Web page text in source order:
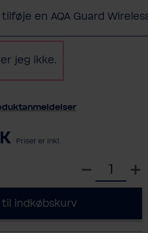
en AQA Guard
jeg ikke.
Priser er inkl.
c
indkøbskurv